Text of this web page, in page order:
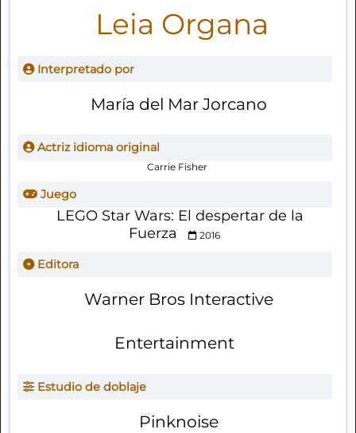
Leia Organa
Interpretado por
María del Mar Jorcano
Actriz idioma original
Carrie Fisher
Juego
LEGO Star Wars: El despertar de la
Fuerza
2016
Editora
Warner Bros Interactive
Entertainment
Estudio de doblaje
Pinknoise